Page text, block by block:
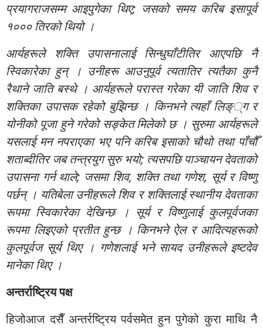
प्रयागराजसम्म आइपुगेका थिए; जसको समय करिब इसापूर्व
१००० तिरको थियो ।
आर्यहरूले शक्ति उपासनालाई सिन्धुघाँटीतिर आएपछि नै
स्विकारेका हुन् । उनीहरू आउनुपूर्व त्यतातिर त्यतैका कुनै
रैथाने जाति बस्थे । आर्यहरूले परास्त गरेका यी जाति शिव र
शक्तिका उपासक रहेको बुझिन्छ । किनभने त्यहाँ लिङ््ग र
योनीको पूजा हुने गरेको सङ्केत मिलेको छ । सुरुमा आर्यहरूले
यसलाई मन नपराएका भए पनि करिब इसाको चौथो तथा पाँचौँ
शताब्दीतिर जब तन्त्रयुग सुरु भयो; त्यसपछि पाञ्चायन देवताको
उपासना गर्न थाले; जसमा शिव, शक्ति तथा गणेश, सूर्य र विष्णु
पर्छन् । यतिबेला उनीहरूले शिव र शक्तिलाई स्थानीय देवताका
रूपमा स्विकारेका देखिन्छ । सूर्य र विष्णुलाई कुलपूर्वजका
रूपमा लिइएको प्रतीत हुन्छ । किनभने ऐल र आदित्यहरूको
कुलपूर्वज सूर्य थिए । गणेशलाई भने सायद उनीहरूले इष्टदेव
मानेका थिए ।
अन्तर्राष्ट्रिय पक्ष
हिजोआज दसैँ अन्तर्रष्ट्रिय पर्वसमेत हुन पुगेको कुरा माथि नै